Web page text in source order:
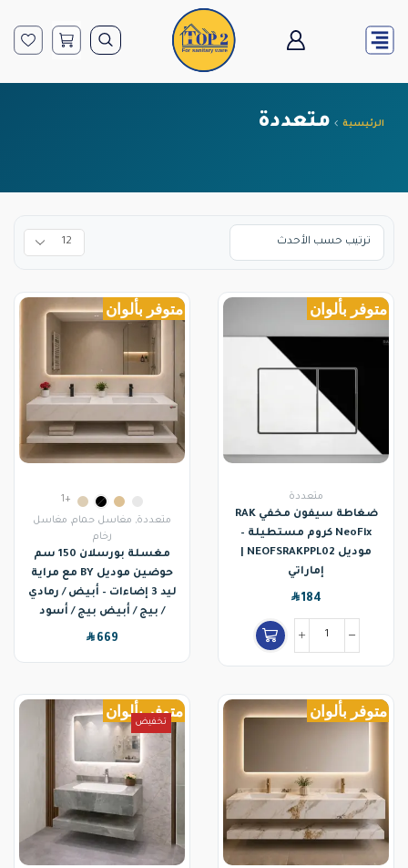
الرئيسية متعددة
متوفر بألوان
متعددة
ضغاطة سيفون مخفي RAK
NeoFix كروم مستطيلة –
إماراتي
SAR184
متوفر بألوان
+1
متعددة, مغاسل حمام, مغاسل
رخام
مغسلة بورسلان 150 سم
حوضين موديل BY مع مراية
ليد 3 إضاءات – أبيض / رمادي
/ بيج / أبيض بيج / أسود
SAR669
متوفر بألوان
تخفيض
متوفر بألوان